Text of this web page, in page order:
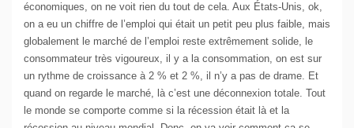
économiques, on ne voit rien du tout de cela. Aux États-Unis, ok,
on a eu un chiffre de l’emploi qui était un petit peu plus faible, mais
globalement le marché de l’emploi reste extrêmement solide, le
consommateur très vigoureux, il y a la consommation, on est sur
un rythme de croissance à 2 % et 2 %, il n’y a pas de drame. Et
quand on regarde le marché, là c’est une déconnexion totale. Tout
le monde se comporte comme si la récession était là et la